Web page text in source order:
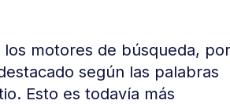
motores de búsqueda, por
según las palabras
Esto es todavía más